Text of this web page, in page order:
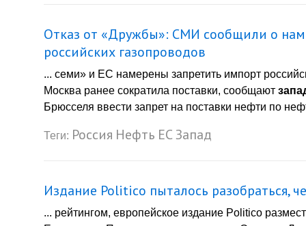
Отказ от «Дружбы»: СМИ сообщили о
российских газопроводов
... семи» и ЕС намерены запретить импорт
Москва ранее сократила поставки, сообщают
Брюсселя ввести запрет на поставки нефти по
Теги: Россия Нефть ЕС Запад
Издание Politico пыталось разобраться,
... рейтингом, европейское издание Politico